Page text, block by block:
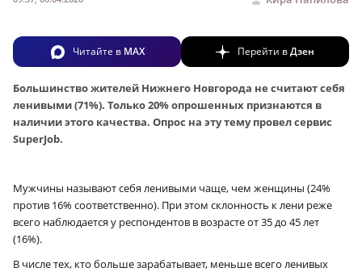
Читайте в MAX Перейти вДзен
Большинство жителей Нижнего Новгорода не считают себя
ленивыми (71%). Только 20% опрошенных признаются в
наличии этого качества. Опрос на эту тему провел сервис
SuperJob.
Мужчины называют себя ленивыми чаще, чем женщины (24%
против 16% соответственно). При этом склонность к лени реже
всего наблюдается у респондентов в возрасте от 35 до 45 лет
(16%).
В числе тех, кто больше зарабатывает, меньше всего ленивых